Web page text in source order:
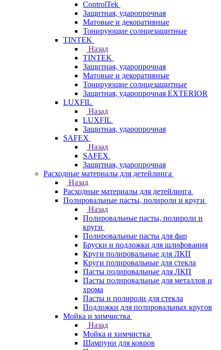
ControlTek
Защитная, ударопрочная
Матовые и декоративные
Тонирующие солнцезащитные
TINTEK
Назад
TINTEK
Защитная, ударопрочная
Матовые и декоративные
Тонирующие солнцезащитные
Защитная, ударопрочная EXTERIOR
LUXFIL
Назад
LUXFIL
Защитная, ударопрочная
SAFEX
Назад
SAFEX
Защитная, ударопрочная
Расходные материалы для детейлинга
Назад
Расходные материалы для детейлинга
Полировальные пасты, полироли и круги
Назад
Полировальные пасты, полироли и
круги
Полировальные пасты для фар
Бруски и подложки для шлифования
Круги полировальные для ЛКП
Круги полировальные для стекла
Пасты полировальные для ЛКП
Пасты полировальные для металлов и
хрома
Пасты и полироли для стекла
Подложки для полировальных кругов
Мойка и химчистка
Назад
Мойка и химчистка
Шампуни для ковров